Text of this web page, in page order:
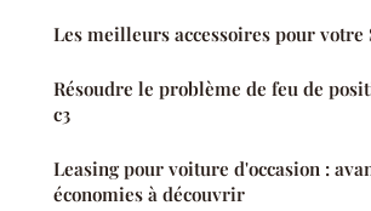
Les meilleurs accessoires pour votre
Résoudre le problème de feu de
c3
Leasing pour voiture d'occasion :
économies à découvrir